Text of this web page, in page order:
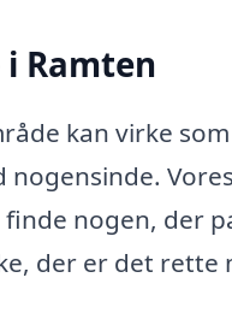
Ramten
kan virke
nogen, der
der er det rette